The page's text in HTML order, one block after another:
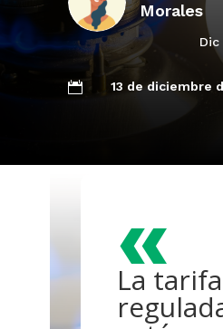
Morales
Dic
 13 de diciembre
«
La tarifa